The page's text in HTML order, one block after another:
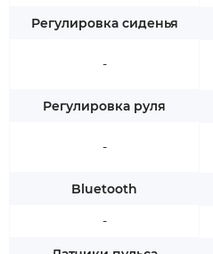
Регулировка сиденья
-
Регулировка руля
-
Bluetooth
-